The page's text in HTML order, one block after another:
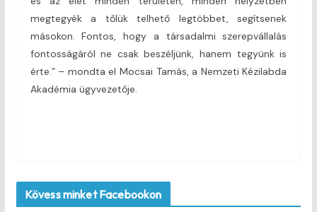
megtegyék a tőlük telhető legtöbbet, segítsenek
másokon. Fontos, hogy a társadalmi szerepvállalás
fontosságáról ne csak beszéljünk, hanem tegyünk is
érte.” – mondta el Mocsai Tamás, a Nemzeti Kézilabda
Akadémia ügyvezetője.
Kövess minket Facebookon